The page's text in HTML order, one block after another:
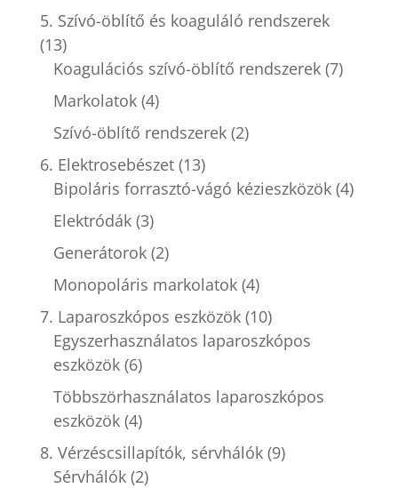
5. Szívó-öblítő és koaguláló rendszerek
(13)
Koagulációs szívó-öblítő rendszerek (7)
Markolatok (4)
Szívó-öblítő rendszerek (2)
6. Elektrosebészet (13)
Bipoláris forrasztó-vágó kézieszközök (4)
Elektródák (3)
Generátorok (2)
Monopoláris markolatok (4)
7. Laparoszkópos eszközök (10)
Egyszerhasználatos laparoszkópos
eszközök (6)
Többszörhasználatos laparoszkópos
eszközök (4)
8. Vérzéscsillapítók, sérvhálók (9)
Sérvhálók (2)